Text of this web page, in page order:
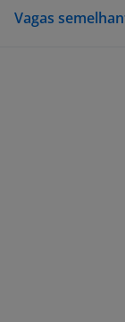
Vagas